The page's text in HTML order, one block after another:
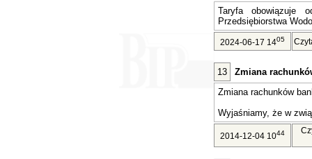
Taryfa obowiązuje
Przedsiębiorstwa
2024-06-17 1405
13
Zmiana
Zmiana rachunków
Wyjaśniamy, że w
2014-12-04 1044